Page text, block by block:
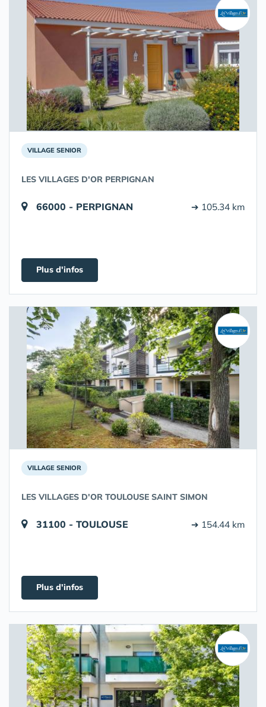
VILLAGE SENIOR
LES VILLAGES D'OR PERPIGNAN
66000 - PERPIGNAN ➔ 105.34 km
Plus d'infos
VILLAGE SENIOR
LES VILLAGES D'OR TOULOUSE SAINT SIMON
31100 - TOULOUSE ➔ 154.44 km
Plus d'infos